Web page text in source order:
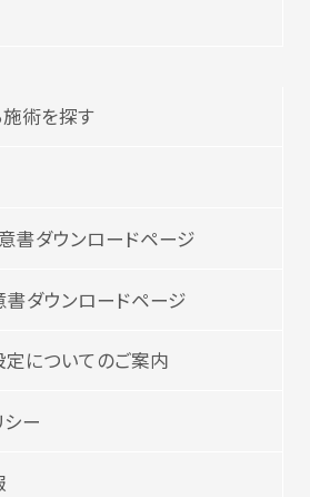
施術を探す
書ダウンロードページ
書ダウンロードページ
定についてのご案内
ー